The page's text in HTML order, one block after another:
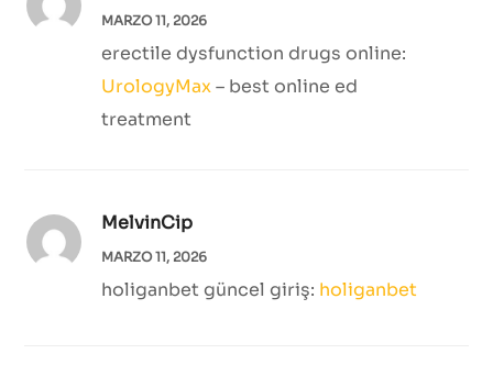
MARZO 11, 2026
erectile dysfunction drugs online:
UrologyMax– best online ed
treatment
MelvinCip
MARZO 11, 2026
holiganbet güncel giriş: holiganbet